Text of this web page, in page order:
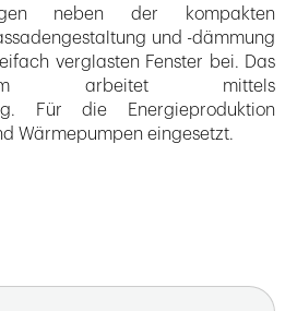
neben der kompakten
und -dämmung
verglasten Fenster bei. Das
arbeitet mittels
Für die Energieproduktion
Wärmepumpen eingesetzt.